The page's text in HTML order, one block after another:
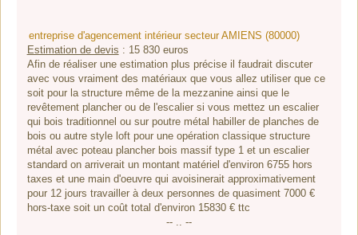
entreprise d'agencement intérieur secteur AMIENS (80000)
Estimation de devis : 15 830euros
Afin de réaliser une estimation plus précise il faudrait discuter
avec vous vraiment des matériaux que vous allez utiliser que ce
soit pour la structure même de la mezzanine ainsi que le
revêtement plancher ou de l'escalier si vous mettez un escalier
qui bois traditionnel ou sur poutre métal habiller de planches de
bois ou autre style loft pour une opération classique structure
métal avec poteau plancher bois massif type 1 et un escalier
standard on arriverait un montant matériel d'environ 6755 hors
taxes et une main d'oeuvre qui avoisinerait approximativement
pour 12 jours travailler à deux personnes de quasiment 7000 €
hors-taxe soit un coût total d'environ 15830 € ttc
-- .. --